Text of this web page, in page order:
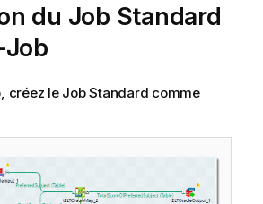
du Job Standard
créez le Job Standard comme